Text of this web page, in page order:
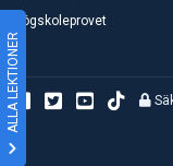
ALLA LEKTIONER
Högskoleprovet